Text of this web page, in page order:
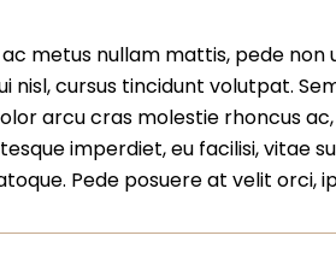
metus nullam mattis, pede non
nisl, cursus tincidunt volutpat.
arcu cras molestie rhoncus
imperdiet, eu facilisi, vitae
Pede posuere at velit orci,